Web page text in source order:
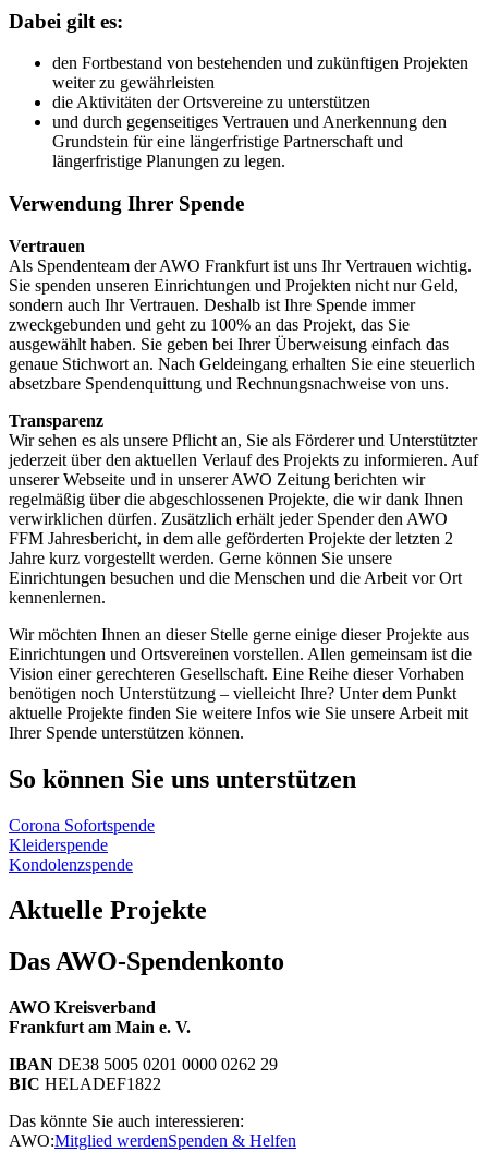
Dabei gilt es:
den Fortbestand von bestehenden und zukünftigen Projekten
weiter zu gewährleisten
die Aktivitäten der Ortsvereine zu unterstützen
und durch gegenseitiges Vertrauen und Anerkennung den
Grundstein für eine längerfristige Partnerschaft und
längerfristige Planungen zu legen.
Verwendung Ihrer Spende
Vertrauen
Als Spendenteam der AWO Frankfurt ist uns Ihr Vertrauen wichtig.
Sie spenden unseren Einrichtungen und Projekten nicht nur Geld,
sondern auch Ihr Vertrauen. Deshalb ist Ihre Spende immer
zweckgebunden und geht zu 100% an das Projekt, das Sie
ausgewählt haben. Sie geben bei Ihrer Überweisung einfach das
genaue Stichwort an. Nach Geldeingang erhalten Sie eine steuerlich
absetzbare Spendenquittung und Rechnungsnachweise von uns.
Transparenz
Wir sehen es als unsere Pflicht an, Sie als Förderer und Unterstützter
jederzeit über den aktuellen Verlauf des Projekts zu informieren. Auf
unserer Webseite und in unserer AWO Zeitung berichten wir
regelmäßig über die abgeschlossenen Projekte, die wir dank Ihnen
verwirklichen dürfen. Zusätzlich erhält jeder Spender den AWO
FFM Jahresbericht, in dem alle geförderten Projekte der letzten 2
Jahre kurz vorgestellt werden. Gerne können Sie unsere
Einrichtungen besuchen und die Menschen und die Arbeit vor Ort
kennenlernen.
Wir möchten Ihnen an dieser Stelle gerne einige dieser Projekte aus
Einrichtungen und Ortsvereinen vorstellen. Allen gemeinsam ist die
Vision einer gerechteren Gesellschaft. Eine Reihe dieser Vorhaben
benötigen noch Unterstützung – vielleicht Ihre? Unter dem Punkt
aktuelle Projekte finden Sie weitere Infos wie Sie unsere Arbeit mit
Ihrer Spende unterstützen können.
So können Sie uns unterstützen
Corona Sofortspende
Kleiderspende
Kondolenzspende
Aktuelle Projekte
Das AWO-Spendenkonto
AWO Kreisverband
Frankfurt am Main e. V.
IBAN DE38 5005 0201 0000 0262 29
BIC HELADEF1822
Das könnte Sie auch interessieren:
AWO:Mitglied werdenSpenden & Helfen